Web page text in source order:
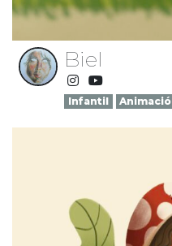
Biel
Infantil Animació